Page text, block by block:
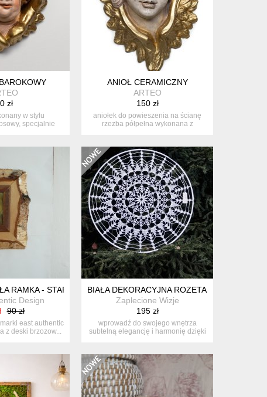
zł
w stylu
specjalnie
ANIOŁ CERAMICZNY
ARTEO
150 zł
aniołek do powieszenia na ścianę
rzezba półpełna wykonana z
RAMKA - STARE DREWNO
Design
90 zł
east authentic
z deski brzozow...
BIAŁA DEKORACYJNA ROZETA BOHO –
Zaplecione Wizje
195 zł
wprowadź do swojego wnętrza
subtelną elegancję i harmonię dzięki